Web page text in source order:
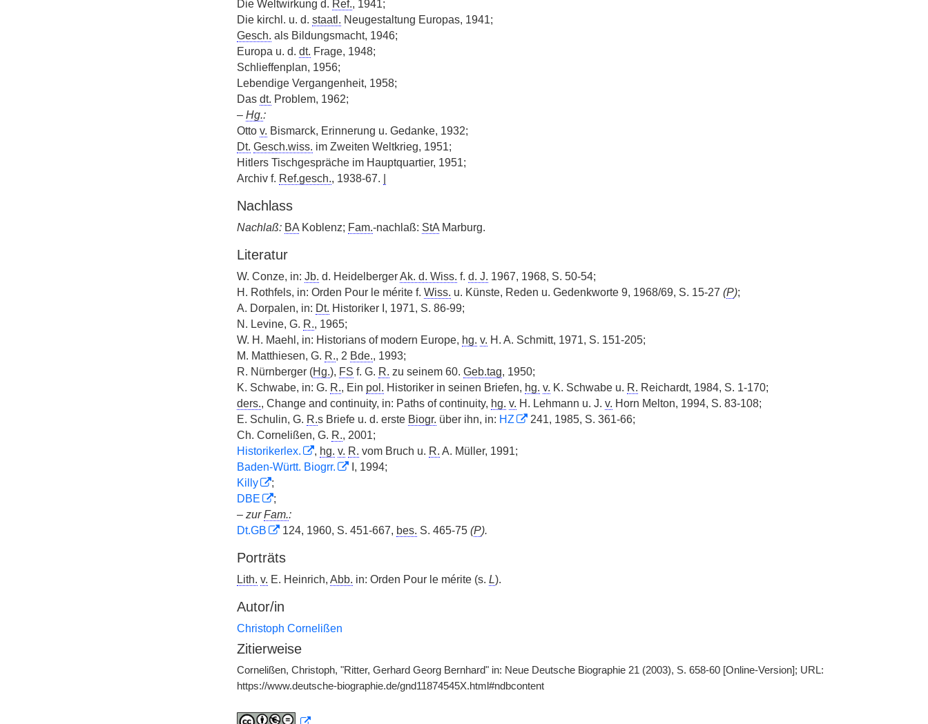
Die Weltwirkung d. Ref., 1941;
Die kirchl. u. d. staatl. Neugestaltung Europas, 1941;
Gesch. als Bildungsmacht, 1946;
Europa u. d. dt. Frage, 1948;
Schlieffenplan, 1956;
Lebendige Vergangenheit, 1958;
Das dt. Problem, 1962;
– Hg.:
Otto v. Bismarck, Erinnerung u. Gedanke, 1932;
Dt. Gesch.wiss. im Zweiten Weltkrieg, 1951;
Hitlers Tischgespräche im Hauptquartier, 1951;
Archiv f. Ref.gesch., 1938-67.
Nachlass
Nachlaß: BAKoblenz; Fam.-nachlaß: StAMarburg.
Literatur
W. Conze, in: Jb. d. HeidelbergerAk. d. Wiss. f. d. J. 1967, 1968, S. 50-54;
H. Rothfels, in: Orden Pour le mérite f. Wiss. u. Künste, Reden u. Gedenkworte 9, 1968/69, S. 15-27 (P);
A. Dorpalen, in: Dt. Historiker I, 1971, S. 86-99;
N. Levine, G. R., 1965;
W. H. Maehl, in: Historians of modern Europe, hg. v. H. A. Schmitt, 1971, S. 151-205;
M. Matthiesen, G. R., 2 Bde., 1993;
R. Nürnberger (Hg.), FS f. G. R. zu seinem 60. Geb.tag, 1950;
K. Schwabe, in: G. R., Ein pol. Historiker in seinen Briefen, hg. v. K. Schwabe u. R. Reichardt, 1984, S. 1-170;
ders., Change and continuity, in: Paths of continuity, hg. v. H. Lehmann u. J. v. Horn Melton, 1994, S. 83-108;
E. Schulin, G. R.s Briefe u. d. erste Biogr. über ihn, in: HZ
241, 1985, S. 361-66;
Ch. Cornelißen, G. R., 2001;
Historikerlex.
, hg. v. R. vom Bruch u. R. A. Müller, 1991;
Baden-Württ. Biogrr.
I, 1994;
Killy
;
DBE
;
– zurFam.:
Dt.GB
124, 1960, S. 451-667, bes. S. 465-75 (P).
Porträts
Lith. v. E. Heinrich, Abb. in: Orden Pour le mérite (s. L).
Autor/in
Christoph Cornelißen
Zitierweise
Cornelißen, Christoph, "Ritter, Gerhard Georg Bernhard" in: Neue Deutsche Biographie 21 (2003), S. 658-60 [Online-Version]; URL:
https://www.deutsche-biographie.de/gnd11874545X.html#ndbcontent